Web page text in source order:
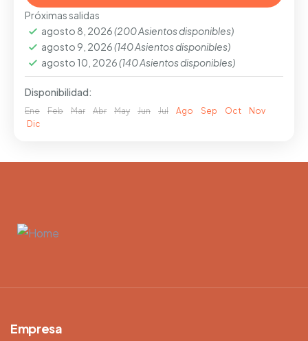
ti
PRAGA
Fácil
1-30 People
Próximas salidas
agosto 8, 2026(200 Asientos disponibles)
agosto 9, 2026(140 Asientos disponibles)
agosto 10, 2026(140 Asientos disponibles)
Disponibilidad:
Ene Feb Mar Abr May Jun Jul Ago Sep Oct
Nov
Dic
Empresa